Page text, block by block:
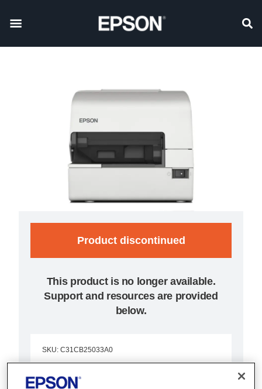
Product discontinued
This product is no longer available.
Support and resources are provided
below.
SKU: C31CB25033A0
TM-H6000IV (033A0):